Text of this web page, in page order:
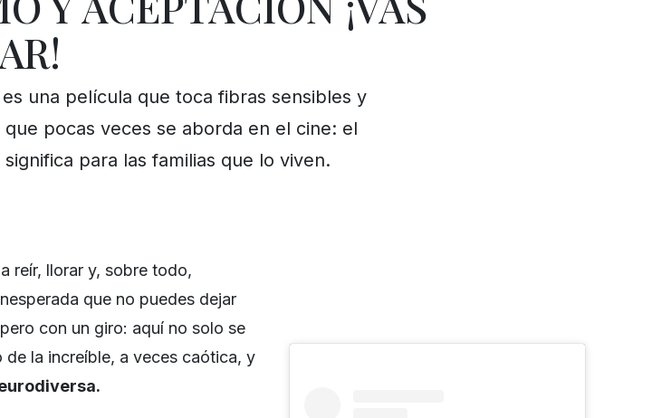
es una película que toca fibras sensibles y
pocas veces se aborda en el cine: el
para las familias que lo viven.
reír, llorar y, sobre todo,
que no puedes dejar
con un giro: aquí no solo se
la increíble, a veces caótica, y